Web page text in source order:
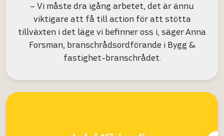
– Vi måste dra igång arbetet, det är ännu
viktigare att få till action för att stötta
tillväxten i det läge vi befinner oss i, säger Anna
Forsman, branschrådsordförande i Bygg &
fastighet-branschrådet.